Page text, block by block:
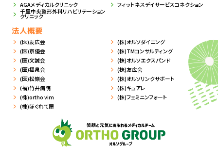
AGAメディカルクリニック
千里中央整形外科リハビリテーション
クリニック
フィットネスデイサービスコネクション
法人概要
(医)友広会
(医)京優会
(医)文誠会
(医)福泉会
(医)松嶺会
(福)竹井病院
(株)ortho vim
(株)ほぐれて屋
(株)オルソダイニング
(株)TMコンサルティング
(株)オルソエクスパンド
(株)友広会
(株)オルソリンクサポート
(株)キュアレ
(株)フェミニンフォート